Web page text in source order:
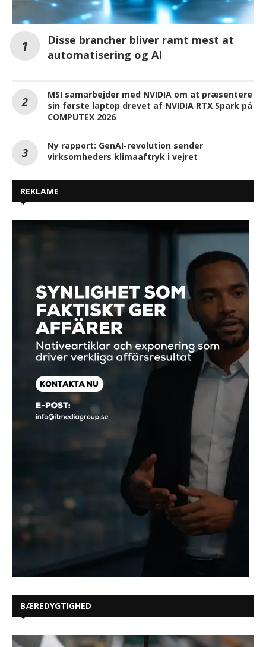
Disse brancher bliver ramt mest at
automatisering og AI
MSI samarbejder med NVIDIA om at præsentere
sin første laptop drevet af NVIDIA RTX Spark på
COMPUTEX 2026
Ny rapport: GenAI-revolution sender
virksomheders klimaaftryk i vejret
REKLAME
BÆREDYGTIGHED